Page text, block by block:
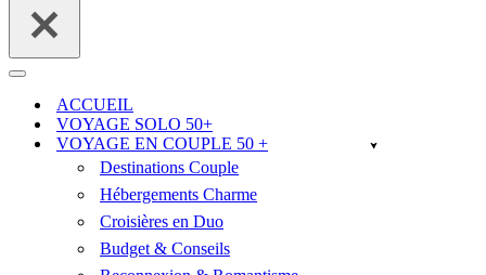
Menu
navigationACCUEIL
VOYAGE SOLO 50+
VOYAGE EN COUPLE 50 +
Destinations Couple
Hébergements Charme
Croisières en Duo
Budget & Conseils